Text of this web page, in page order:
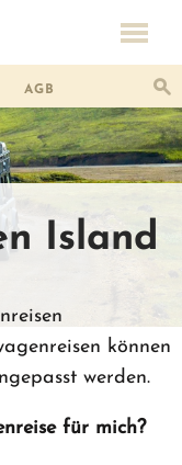
AGB
Island
können
werden.
für mich?